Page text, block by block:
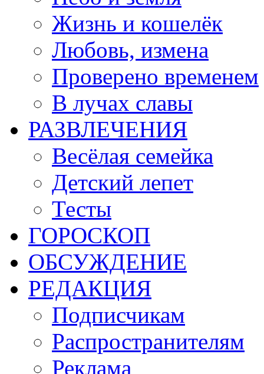
Жизнь и кошелёк
Любовь, измена
Проверено временем
В лучах славы
РАЗВЛЕЧЕНИЯ
Весёлая семейка
Детский лепет
Тесты
ГОРОСКОП
ОБСУЖДЕНИЕ
РЕДАКЦИЯ
Подписчикам
Распространителям
Реклама